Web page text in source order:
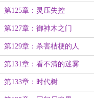
第125章：灵压失控
第127章：御神木之门
第129章：杀害桔梗的人
第131章：看不清的迷雾
第133章：时代树